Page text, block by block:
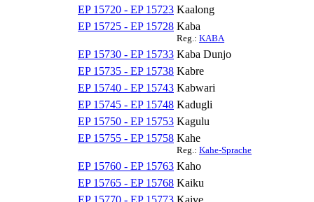
EP 15720 - EP 15723 Kaalong
EP 15725 - EP 15728 Kaba
Reg.: KABA
EP 15730 - EP 15733 Kaba Dunjo
EP 15735 - EP 15738 Kabre
EP 15740 - EP 15743 Kabwari
EP 15745 - EP 15748 Kadugli
EP 15750 - EP 15753 Kagulu
EP 15755 - EP 15758 Kahe
Reg.: Kahe-Sprache
EP 15760 - EP 15763 Kaho
EP 15765 - EP 15768 Kaiku
EP 15770 - EP 15773 Kaive